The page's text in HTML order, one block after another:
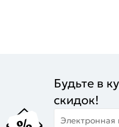
Будьте в
скидок!
Электронная